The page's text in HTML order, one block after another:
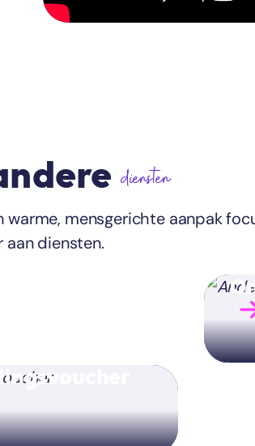
diensten
warme, mensgerichte aanpak
aan diensten.